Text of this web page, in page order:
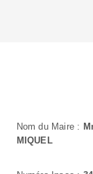
Nom du Maire :
MIQUEL